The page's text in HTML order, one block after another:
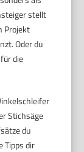
stellt
Projekt
Oder du
die
Stichsäge
du
Tipps dir